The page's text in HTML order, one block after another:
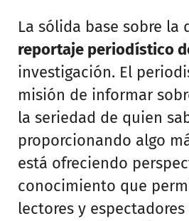
La sólida base sobre la
reportaje periodístico
investigación. El
misión de informar
la seriedad de quien
proporcionando algo
está ofreciendo
conocimiento que
lectores y